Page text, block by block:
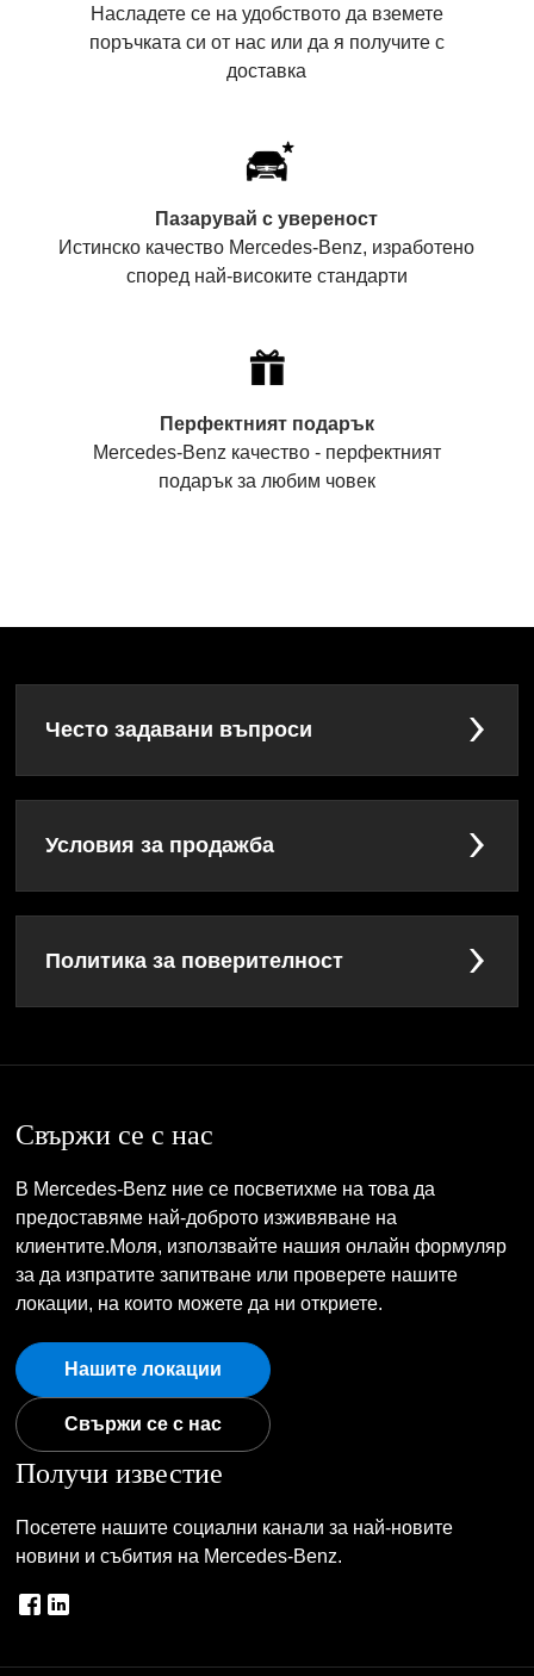
Насладете се на удобството да вземете
поръчката си от нас или да я получите с
доставка
Пазарувай с увереност
Истинско качество Mercedes-Benz, изработено
според най-високите стандарти
Перфектният подарък
Mercedes-Benz качество - перфектният
подарък за любим човек
Често задавани въпроси
Условия за продажба
Политика за поверителност
Свържи се с нас
В Mercedes-Benz ние се посветихме на това да
предоставяме най-доброто изживяване на
клиентите.Моля, използвайте нашия онлайн формуляр
за да изпратите запитване или проверете нашите
локации, на които можете да ни откриете.
Нашите локации
Свържи се с нас
Получи известие
Посетете нашите социални канали за най-новите
новини и събития на Mercedes-Benz.